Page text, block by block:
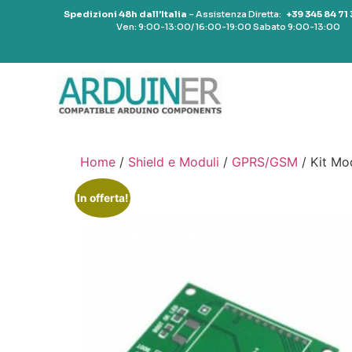
Spedizioni 48h dall’Italia – Assistenza Diretta: +39 345 84 71
Ven: 9:00-13:00/ 16:00-19:00 Sabato 9:00-13:00
Home / Shield e Moduli / GPRS/GSM / Kit
In offerta!